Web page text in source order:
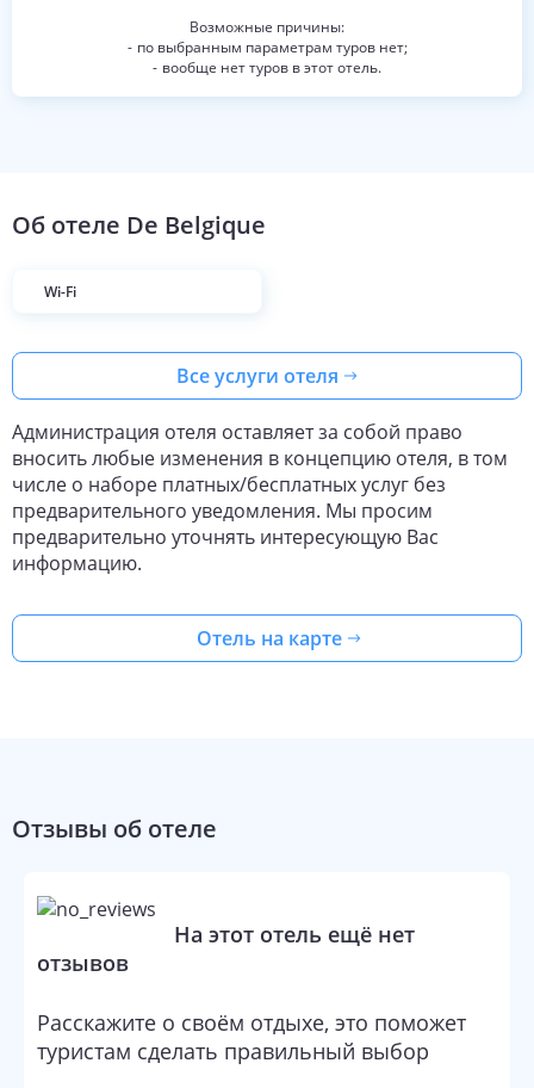
по выбранным параметрам туров нет;
вообще нет туров в этот отель.
Об отеле De Belgique
Wi-Fi
Все услуги отеля
Администрация отеля оставляет за собой право
вносить любые изменения в концепцию отеля, в том
числе о наборе платных/бесплатных услуг без
предварительного уведомления. Мы просим
предварительно уточнять интересующую Вас
информацию.
Отель на карте
Отзывы об отеле
На этот отель ещё нет
отзывов
Расскажите о своём отдыхе, это поможет
туристам сделать правильный выбор